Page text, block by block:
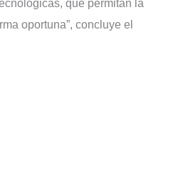
que permitan la
oportuna”, concluye el